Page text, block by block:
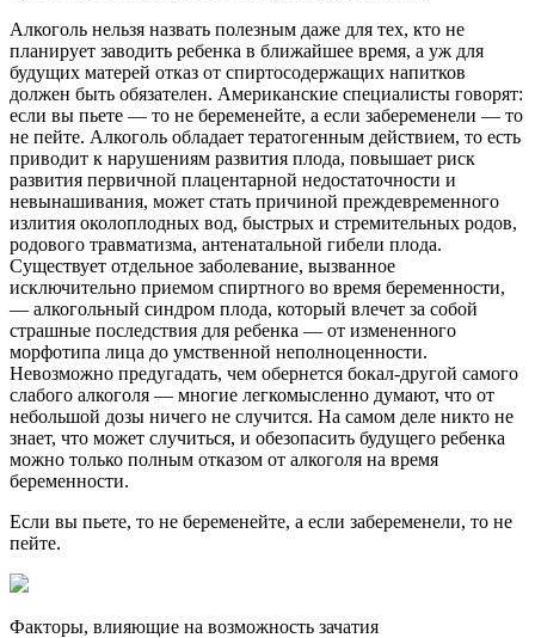
Алкоголь нельзя назвать полезным даже для тех, кто не
планирует заводить ребенка в ближайшее время, а уж для
будущих матерей отказ от спиртосодержащих напитков
должен быть обязателен. Американские специалисты говорят:
если вы пьете — то не беременейте, а если забеременели — то
не пейте. Алкоголь обладает тератогенным действием, то есть
приводит к нарушениям развития плода, повышает риск
развития первичной плацентарной недостаточности и
невынашивания, может стать причиной преждевременного
излития околоплодных вод, быстрых и стремительных родов,
родового травматизма, антенатальной гибели плода.
Существует отдельное заболевание, вызванное
исключительно приемом спиртного во время беременности,
— алкогольный синдром плода, который влечет за собой
страшные последствия для ребенка — от измененного
морфотипа лица до умственной неполноценности.
Невозможно предугадать, чем обернется бокал-другой самого
слабого алкоголя — многие легкомысленно думают, что от
небольшой дозы ничего не случится. На самом деле никто не
знает, что может случиться, и обезопасить будущего ребенка
можно только полным отказом от алкоголя на время
беременности.
Если вы пьете, то не беременейте, а если забеременели, то не
пейте.
Факторы, влияющие на возможность зачатия